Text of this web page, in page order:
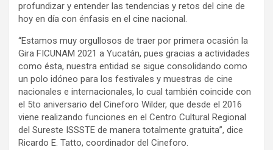
profundizar y entender las tendencias y retos del cine de
hoy en día con énfasis en el cine nacional.
“Estamos muy orgullosos de traer por primera ocasión la
Gira FICUNAM 2021 a Yucatán, pues gracias a actividades
como ésta, nuestra entidad se sigue consolidando como
un polo idóneo para los festivales y muestras de cine
nacionales e internacionales, lo cual también coincide con
el 5to aniversario del Cineforo Wilder, que desde el 2016
viene realizando funciones en el Centro Cultural Regional
del Sureste ISSSTE de manera totalmente gratuita”, dice
Ricardo E. Tatto, coordinador del Cineforo.